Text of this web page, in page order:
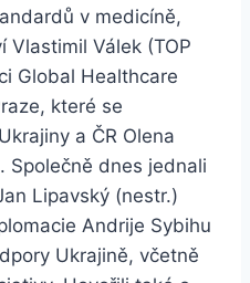
v medicíně,
Vlastimil Válek (TOP
Global Healthcare
které se
a ČR Olena
Společně dnes jednali
Lipavský (nestr.)
Andrije Sybihu
Ukrajině, včetně